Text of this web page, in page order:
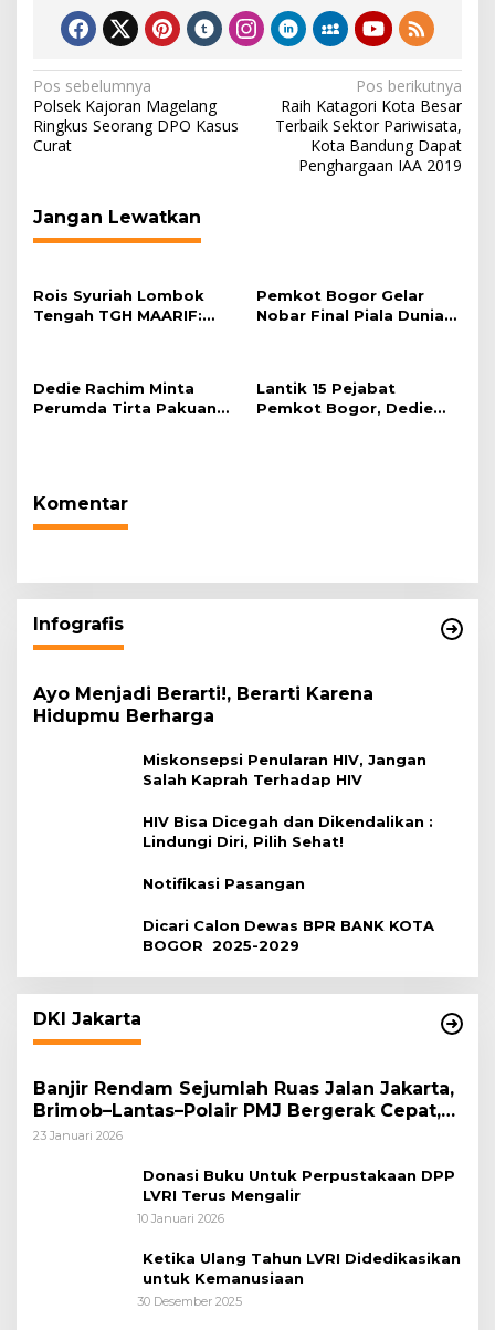
Navigasi
pos
Pos sebelumnya
Polsek Kajoran Magelang
Ringkus Seorang DPO Kasus
Curat
Pos berikutnya
Raih Katagori Kota Besar
Terbaik Sektor Pariwisata,
Kota Bandung Dapat
Penghargaan IAA 2019
Jangan Lewatkan
Rois Syuriah Lombok
Tengah TGH MAARIF:
Pemkot Bogor Gelar
Nobar Final Piala Dunia
Dedie Rachim Minta
Perumda Tirta Pakuan
Lantik 15 Pejabat
Pemkot Bogor, Dedie
Komentar
Infografis
Ayo Menjadi Berarti!, Berarti Karena
Hidupmu Berharga
Miskonsepsi Penularan HIV, Jangan
Salah Kaprah Terhadap HIV
HIV Bisa Dicegah dan Dikendalikan :
Lindungi Diri, Pilih Sehat!
Notifikasi Pasangan
Dicari Calon Dewas BPR BANK KOTA
BOGOR 2025-2029
DKI Jakarta
Banjir Rendam Sejumlah Ruas Jalan Jakarta,
Brimob–Lantas–Polair PMJ Bergerak Cepat,
Polri Siagakan 128.247 Personel Secara
23 Januari 2026
Donasi Buku Untuk Perpustakaan DPP
LVRI Terus Mengalir
10 Januari 2026
Ketika Ulang Tahun LVRI Didedikasikan
untuk Kemanusiaan
30 Desember 2025